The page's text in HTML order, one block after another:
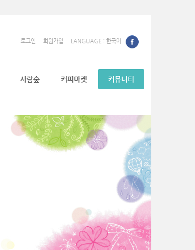
로그인 회원가입 LANGUAGE : 한국어
사람숲 커피마켓 커뮤니티